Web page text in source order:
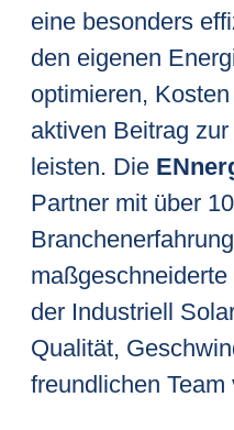
eine besonders
den eigenen
optimieren,
aktiven Beitrag
leisten. Die
Partner mit über
der Industriell
Qualität,
freundlichen